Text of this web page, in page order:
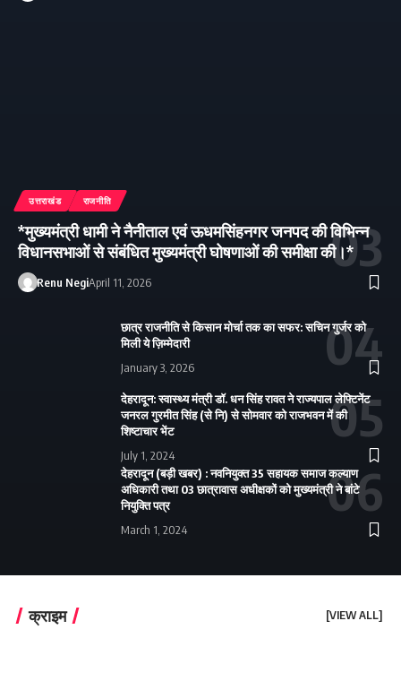
उत्तराखंड राजनीति
*मुख्यमंत्री धामी ने नैनीताल एवं ऊधमसिंहनगर जनपद की विभिन्न
विधानसभाओं से संबंधित मुख्यमंत्री घोषणाओं की समीक्षा की।*
Renu NegiApril 11, 2026
छात्र राजनीति से किसान मोर्चा तक का सफर: सचिन गुर्जर को
मिली ये ज़िम्मेदारी
January 3, 2026
देहरादून: स्वास्थ्य मंत्री डॉ. धन सिंह रावत ने राज्यपाल लेफ्टिनेंट
जनरल गुरमीत सिंह (से नि) से सोमवार को राजभवन में की
शिष्टाचार भेंट
July 1, 2024
देहरादून (बड़ी खबर) : नवनियुक्त 35 सहायक समाज कल्याण
अधिकारी तथा 03 छात्रावास अधीक्षकों को मुख्यमंत्री ने बांटे
नियुक्ति पत्र
March 1, 2024
क्राइम [VIEW ALL]